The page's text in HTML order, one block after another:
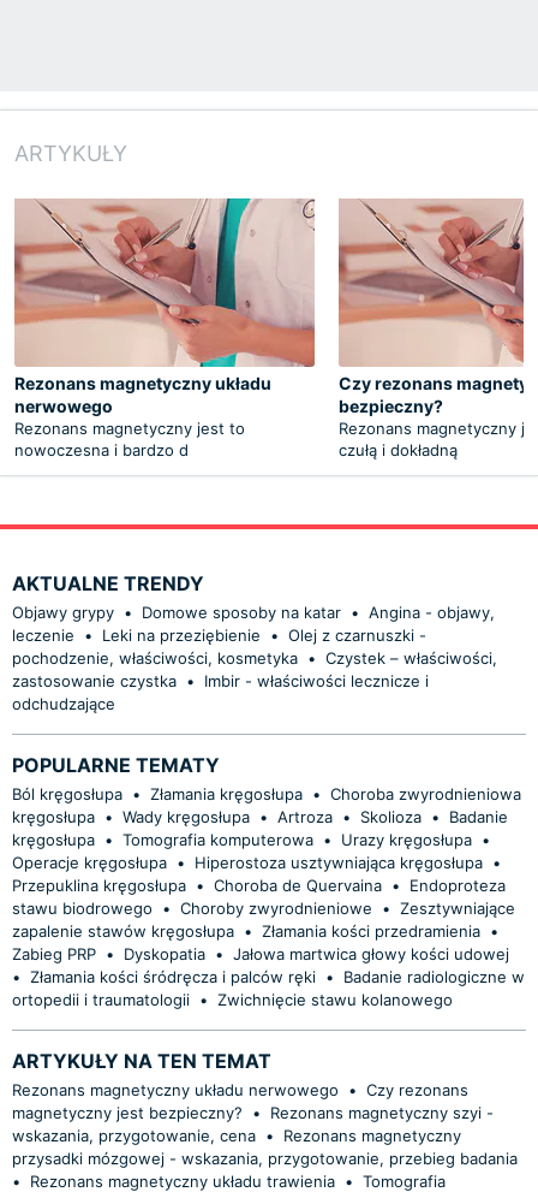
ARTYKUŁY
Rezonans magnetyczny układu
nerwowego
Rezonans magnetyczny jest to
nowoczesna i bardzo d
Czy rezonans
bezpieczny?
Rezonans magnetyczny
czułą i dokładną
AKTUALNE TRENDY
Objawy grypy • Domowe sposoby na katar • Angina - objawy,
leczenie
• Leki na przeziębienie • Olej z czarnuszki -
pochodzenie, właściwości, kosmetyka • Czystek – właściwości,
zastosowanie czystka •
Imbir - właściwości lecznicze i
odchudzające
POPULARNE TEMATY
Ból kręgosłupa • Złamania kręgosłupa • Choroba zwyrodnieniowa
kręgosłupa • Wady kręgosłupa • Artroza • Skolioza •
Badanie
kręgosłupa • Tomografia komputerowa • Urazy kręgosłupa •
Operacje kręgosłupa • Hiperostoza usztywniająca kręgosłupa •
Przepuklina kręgosłupa • Choroba de Quervaina •
Endoproteza
stawu biodrowego
• Choroby zwyrodnieniowe • Zesztywniające
zapalenie stawów kręgosłupa • Złamania kości przedramienia •
Zabieg PRP • Dyskopatia • Jałowa martwica głowy kości udowej
• Złamania kości śródręcza i palców ręki •
Badanie radiologiczne w
ortopedii i traumatologii • Zwichnięcie stawu kolanowego
ARTYKUŁY NA TEN TEMAT
Rezonans magnetyczny układu nerwowego • Czy rezonans
magnetyczny jest bezpieczny?
•
Rezonans magnetyczny szyi -
wskazania, przygotowanie, cena •
Rezonans magnetyczny
przysadki mózgowej - wskazania, przygotowanie, przebieg badania
•
Rezonans magnetyczny układu trawienia • Tomografia